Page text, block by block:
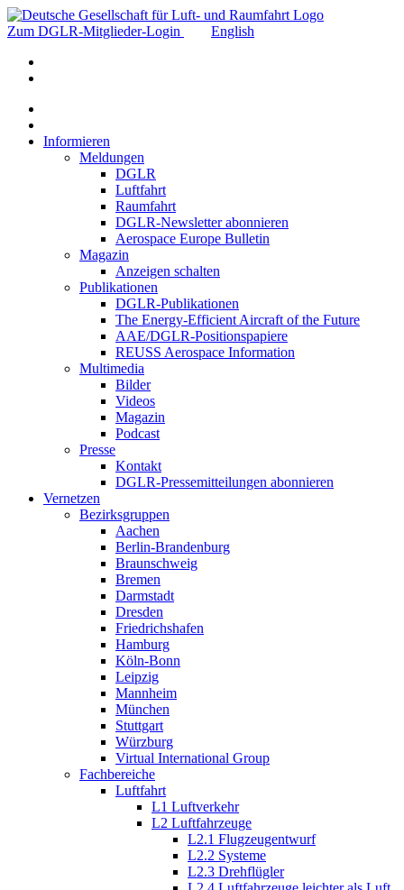
Zum DGLR-Mitglieder-Login English
Informieren
Meldungen
DGLR
Luftfahrt
Raumfahrt
DGLR-Newsletter abonnieren
Aerospace Europe Bulletin
Magazin
Anzeigen schalten
Publikationen
DGLR-Publikationen
The Energy-Efficient Aircraft of the Future
AAE/DGLR-Positionspapiere
REUSS Aerospace Information
Multimedia
Bilder
Videos
Magazin
Podcast
Presse
Kontakt
DGLR-Pressemitteilungen abonnieren
Vernetzen
Bezirksgruppen
Aachen
Berlin-Brandenburg
Braunschweig
Bremen
Darmstadt
Dresden
Friedrichshafen
Hamburg
Köln-Bonn
Leipzig
Mannheim
München
Stuttgart
Würzburg
Virtual International Group
Fachbereiche
Luftfahrt
L1 Luftverkehr
L2 Luftfahrzeuge
L2.1 Flugzeugentwurf
L2.2 Systeme
L2.3 Drehflügler